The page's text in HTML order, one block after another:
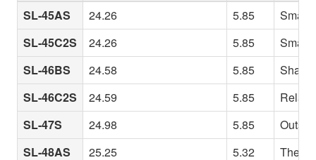
SL-45AS
24.26 5.85
Small
SL-45C2S
24.26 5.85
Small
SL-46BS
24.58 5.85
SL-46C2S
24.59 5.85
SL-47S
24.98 5.85
SL-48AS
25.25 5.32
The